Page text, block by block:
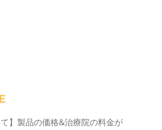
て】製品の価格&治療院の料金が